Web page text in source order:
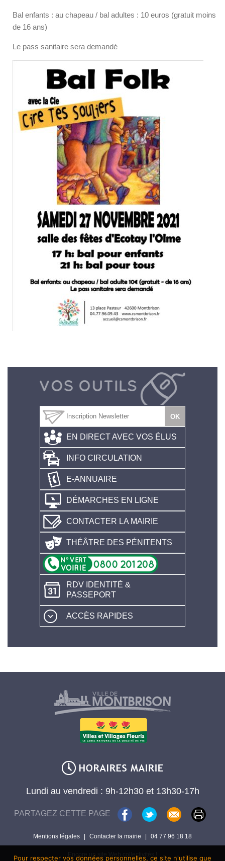
Bal enfants : au chapeau / bal adultes : 10 euros (gratuit moins
de 16 ans)
Le pass sanitaire sera demandé
EN DIRECT AVEC VOS ÉLUS
INFO CIRCULATION
E-ANNUAIRE
DÉMARCHES EN LIGNE
CONTACTER LA MAIRIE
THÉÂTRE DES PÉNITENTS
RDV IDENTITÉ &
PASSEPORT
ACCÈS RAPIDES
Lundi au vendredi : 9h-12h30 et 13h30-17h
PARTAGEZ CETTE PAGE
Mentions légales | Contacter la mairie | 04 77 96 18 18
Encore un site Web collectivités !
Pour respecter vos données personnelles, ce site n'utilise que